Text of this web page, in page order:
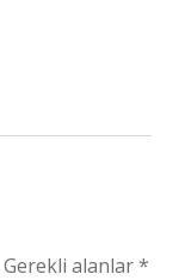
Gerekli alanlar*